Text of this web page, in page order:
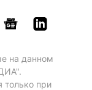
на данном
только при